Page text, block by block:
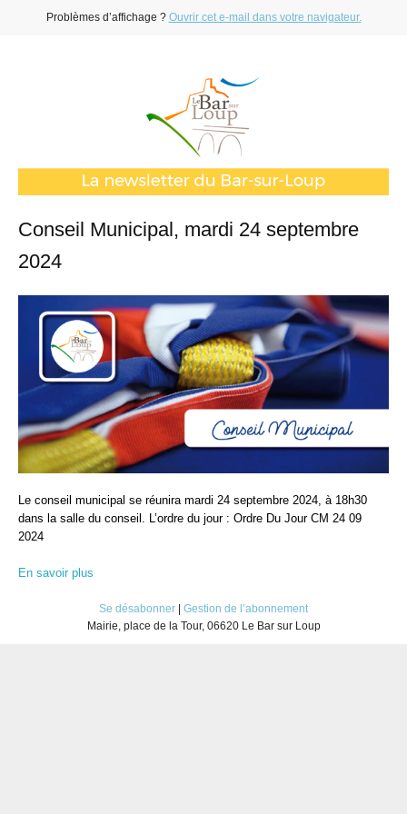
Problèmes d’affichage ? Ouvrir cet e-mail dans votre navigateur.
Conseil Municipal, mardi 24 septembre
2024
Le conseil municipal se réunira mardi 24 septembre 2024, à 18h30
dans la salle du conseil. L’ordre du jour : Ordre Du Jour CM 24 09
2024
En savoir plus
Se désabonner
Gestion de l’abonnement
Mairie, place de la Tour, 06620 Le Bar sur Loup